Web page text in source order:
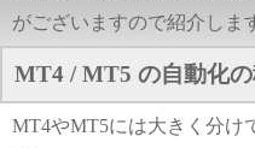
がございますので紹介しま
MT4 / MT5 の自動化
MT4やMT5には大きく分け